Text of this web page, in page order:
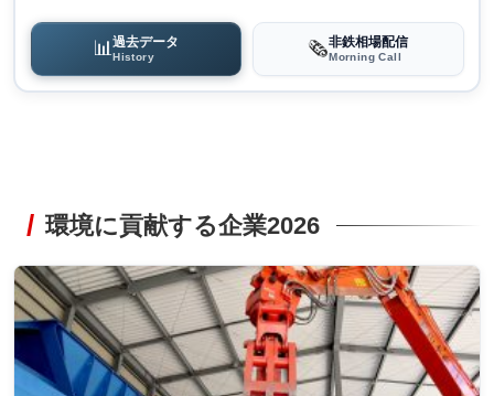
📊過去データ
History 🗞️非鉄相場配信
Morning Call
環境に貢献する企業2026